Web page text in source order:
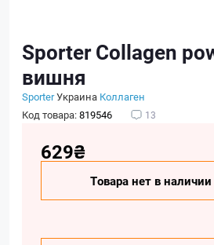
Sporter Collagen
вишня
SporterУкраина Коллаген
Код товара:819546 13
629₴
Товара нет в наличии